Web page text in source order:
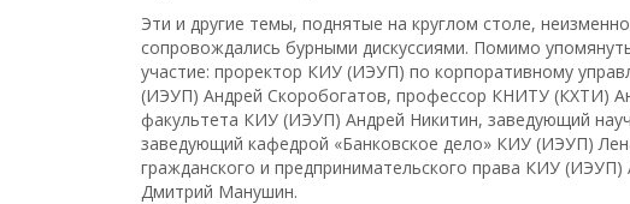
Эти и другие темы, поднятые на круглом столе,
сопровождались бурными дискуссиями. Помимо
участие: проректор КИУ (ИЭУП) по корпоративному
(ИЭУП) Андрей Скоробогатов, профессор КНИТУ (КХТИ)
факультета КИУ (ИЭУП) Андрей Никитин, заведующий
заведующий кафедрой «Банковское дело» КИУ (ИЭУП)
гражданского и предпринимательского права КИУ
Дмитрий Манушин.